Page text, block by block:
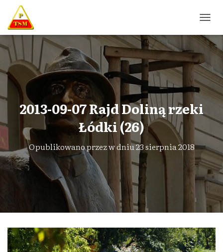
R
Z
Ł
Ą
C
W
G
A
C
J
Ę
2013-09-07 Rajd Doliną rzeki
Łódki (26)
Opublikowano przezw dniu23 sierpnia 2018